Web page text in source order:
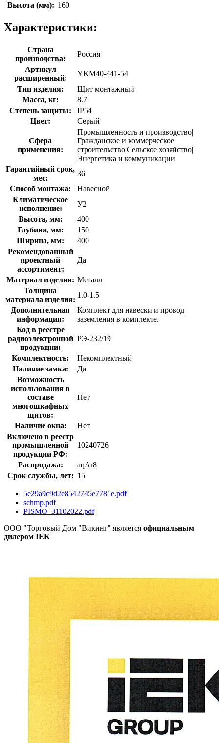
Высота (мм): 160
Характеристики:
Страна
производства:
Россия
Артикул
расширенный:
YKM40-441-54
Тип изделия:
Щит монтажный
Масса, кг:
8.7
Степень защиты:
IP54
Цвет:
Серый
Сфера
применения:
Промышленность и производство|
Гражданское и коммерческое
строительство|Сельское хозяйство|
Энергетика и коммуникации
Гарантийный срок,
мес:
36
Способ монтажа:
Навесной
Климатическое
исполнение:
У2
Высота, мм:
400
Глубина, мм:
150
Ширина, мм:
400
Рекомендованный
проектный
ассортимент:
Да
Материал изделия: Металл
Толщина
материала изделия:
1.0-1.5
Дополнительная
информация:
Комплект для навески и провод
заземления в комплекте.
Код в реестре
радиоэлектронной
продукции:
РЭ-232/19
Комплектность:
Некомплектный
Наличие замка:
Да
Возможность
использования в
составе
многошкафных
щитов:
Нет
Наличие окна:
Нет
Включено в реестр
промышленной
продукции РФ:
10240726
Распродажа:
aqAr8
Срок службы, лет: 15
5e29a9c9d2e8542745e7781e.pdf
schmp.pdf
PISMO_31102022.pdf
ООО "Торговый Дом "Викинг" является официальным
дилером IEK